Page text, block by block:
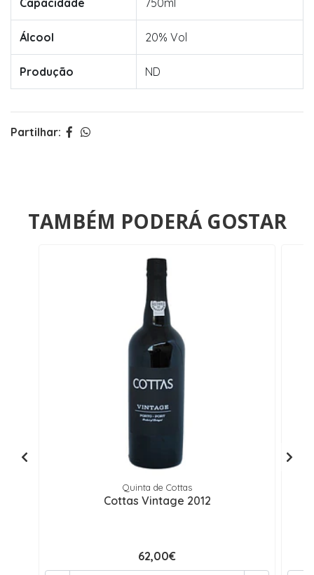
Capacidade 750ml
Álcool 20% Vol
Produção ND
Partilhar:
TAMBÉM PODERÁ GOSTAR
Quinta de Cottas
Cottas Vintage 2012
62,00€